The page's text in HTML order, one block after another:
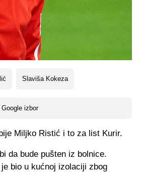
Slaviša Kokeza
izbor
Miljko Ristić i to za list Kurir.
da bude pušten iz bolnice.
bio u kućnoj izolaciji zbog